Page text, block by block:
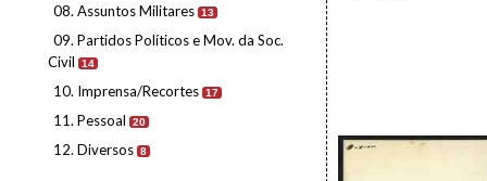
08. Assuntos Militares 13
09. Partidos Políticos e Mov. da Soc.
Civil
14
10. Imprensa/Recortes 17
11. Pessoal 20
12. Diversos 8